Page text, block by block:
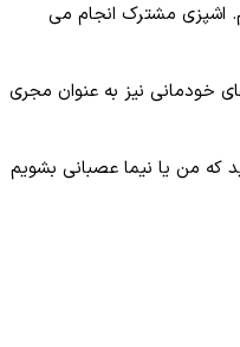
اشپزی مشترک انجام می
خودمانی نیز به عنوان مجری
من یا نیما عصبانی بشویم